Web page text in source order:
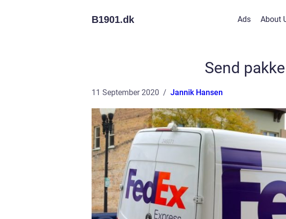
B1901.dk Ads About
Send
11 September 2020 Jannik Hansen